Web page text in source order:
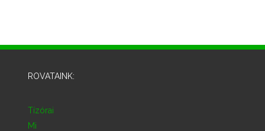
ROVATAINK:
Tízórai
Mi